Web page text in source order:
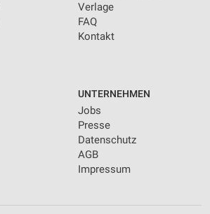
Verlage
FAQ
Kontakt
UNTERNEHMEN
Jobs
Presse
Datenschutz
AGB
Impressum